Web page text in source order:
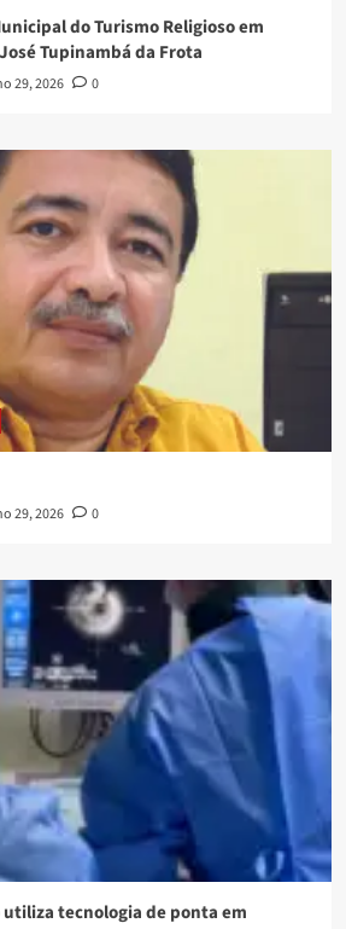
do Turismo Religioso em
Tupinambá da Frota
29, 2026 0
29, 2026 0
utiliza tecnologia de ponta em